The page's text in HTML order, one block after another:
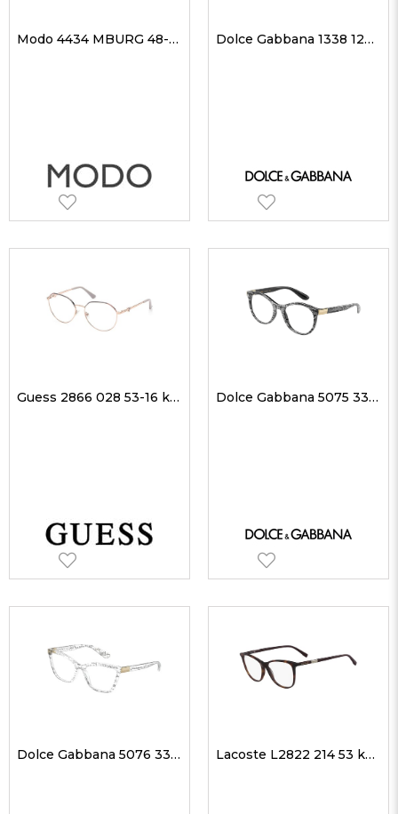
Modo 4434 MBURG 48-20 kadın Optik Gözlükler Dolce Gabbana 1338 1298 56 kadın Optik Gözlükler
Guess 2866 028 53-16 kadın Optik Gözlükler Dolce Gabbana 5075 3313 51 kadın Optik Gözlükler
Dolce Gabbana 5076 3314 55 kadın Optik Gözlükler Lacoste L2822 214 53 kadın Optik Gözlükler